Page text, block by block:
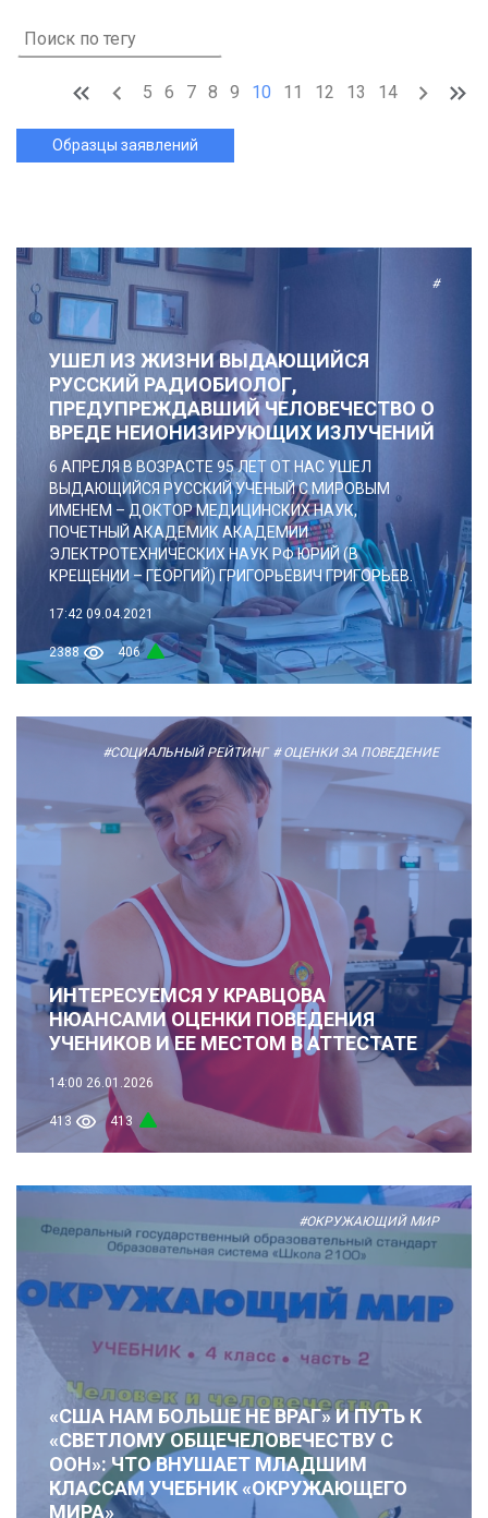
5 6 7 8 9 10 11 12 13 14
Образцы заявлений
#
УШЕЛ ИЗ ЖИЗНИ ВЫДАЮЩИЙСЯ
РУССКИЙ РАДИОБИОЛОГ,
ПРЕДУПРЕЖДАВШИЙ ЧЕЛОВЕЧЕСТВО О
ВРЕДЕ НЕИОНИЗИРУЮЩИХ ИЗЛУЧЕНИЙ
6 АПРЕЛЯ В ВОЗРАСТЕ 95 ЛЕТ ОТ НАС УШЕЛ
ВЫДАЮЩИЙСЯ РУССКИЙ УЧЕНЫЙ С МИРОВЫМ
ИМЕНЕМ – ДОКТОР МЕДИЦИНСКИХ НАУК,
ПОЧЕТНЫЙ АКАДЕМИК АКАДЕМИИ
ЭЛЕКТРОТЕХНИЧЕСКИХ НАУК РФ ЮРИЙ (В
КРЕЩЕНИИ – ГЕОРГИЙ) ГРИГОРЬЕВИЧ ГРИГОРЬЕВ.
17:42 09.04.2021
2388 406
#СОЦИАЛЬНЫЙ РЕЙТИНГ # ОЦЕНКИ ЗА ПОВЕДЕНИЕ
ИНТЕРЕСУЕМСЯ У КРАВЦОВА
НЮАНСАМИ ОЦЕНКИ ПОВЕДЕНИЯ
УЧЕНИКОВ И ЕЕ МЕСТОМ В АТТЕСТАТЕ
14:00 26.01.2026
413 413
#ОКРУЖАЮЩИЙ МИР
«США НАМ БОЛЬШЕ НЕ ВРАГ» И ПУТЬ К
«СВЕТЛОМУ ОБЩЕЧЕЛОВЕЧЕСТВУ С
ООН»: ЧТО ВНУШАЕТ МЛАДШИМ
КЛАССАМ УЧЕБНИК «ОКРУЖАЮЩЕГО
МИРА»